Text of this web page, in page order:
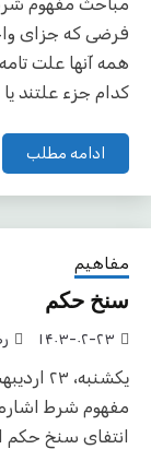
مباحث مفهوم
فرضی که جزای
همه آنها علت
کدام جزء علتند یا
ادامه مطلب
مفاهیم
سنخ حکم
۱۴۰۳-۰۲-۲۳
مفهوم شرط اشاره
انتفای سنخ